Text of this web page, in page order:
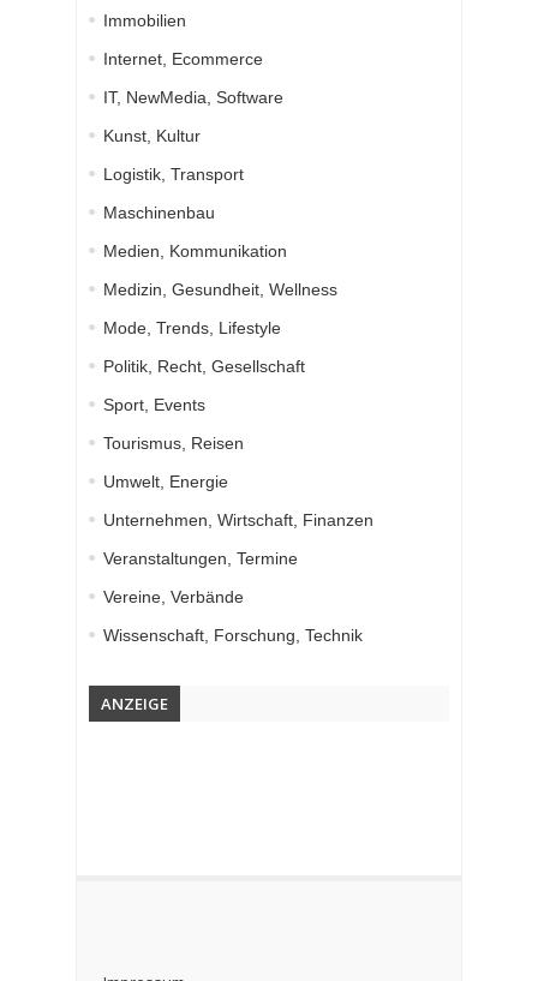
Immobilien
Internet, Ecommerce
IT, NewMedia, Software
Kunst, Kultur
Logistik, Transport
Maschinenbau
Medien, Kommunikation
Medizin, Gesundheit, Wellness
Mode, Trends, Lifestyle
Politik, Recht, Gesellschaft
Sport, Events
Tourismus, Reisen
Umwelt, Energie
Unternehmen, Wirtschaft, Finanzen
Veranstaltungen, Termine
Vereine, Verbände
Wissenschaft, Forschung, Technik
ANZEIGE